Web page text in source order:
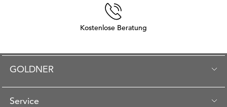
Kostenlose Beratung
GOLDNER
Service